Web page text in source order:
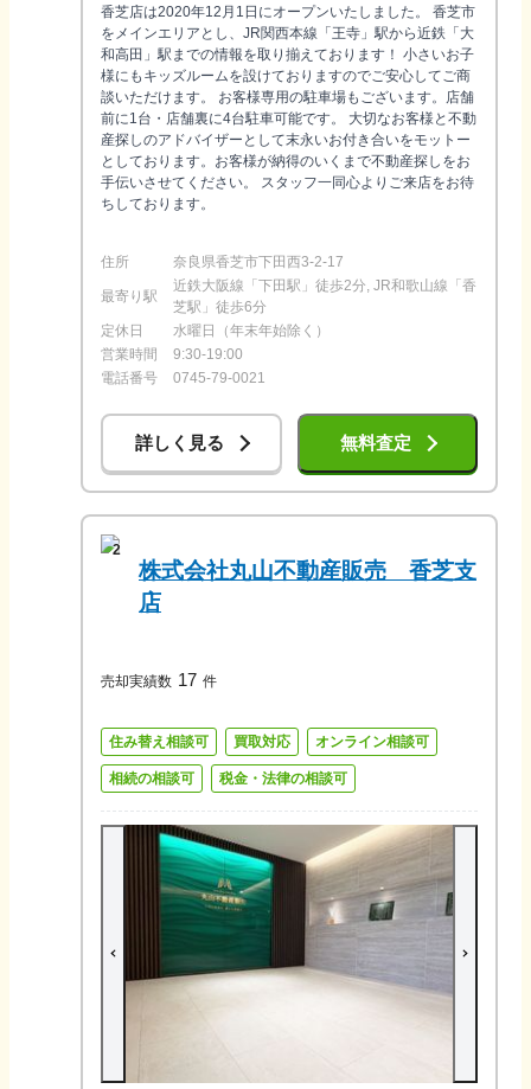
香芝店は2020年12月1日にオープンいたしました。 香芝市
をメインエリアとし、JR関西本線「王寺」駅から近鉄「大
和高田」駅までの情報を取り揃えております！ 小さいお子
様にもキッズルームを設けておりますのでご安心してご商
談いただけます。 お客様専用の駐車場もございます。店舗
前に1台・店舗裏に4台駐車可能です。 大切なお客様と不動
産探しのアドバイザーとして末永いお付き合いをモットー
としております。お客様が納得のいくまで不動産探しをお
手伝いさせてください。 スタッフ一同心よりご来店をお待
ちしております。
住所 奈良県香芝市下田西3‐2‐17
最寄り駅
近鉄大阪線「下田駅」徒歩2分, JR和歌山線「香
芝駅」徒歩6分
定休日
水曜日（年末年始除く）
営業時間
9:30-19:00
電話番号
0745-79-0021
詳しく見る 無料査定
2
株式会社丸山不動産販売 香芝支
店
売却実績数 17 件
住み替え相談可 買取対応 オンライン相談可
相続の相談可 税金・法律の相談可